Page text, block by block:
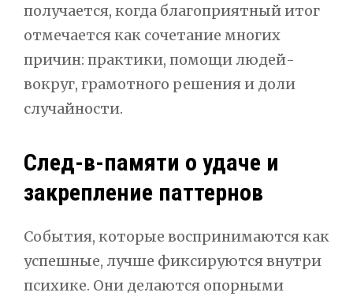
получается, когда благоприятный итог
отмечается как сочетание многих
причин: практики, помощи людей-
вокруг, грамотного решения и доли
случайности.
След-в-памяти о удаче и
закрепление паттернов
События, которые воспринимаются как
успешные, лучше фиксируются внутри
психике. Они делаются опорными